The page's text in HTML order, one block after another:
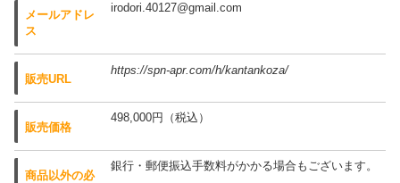
メールアドレ
ス
irodori.40127@gmail.com
販売URL
https://spn-apr.com/h/kantankoza/
販売価格
498,000円（税込）
商品以外の必
銀行・郵便振込手数料がかかる場合もございます。